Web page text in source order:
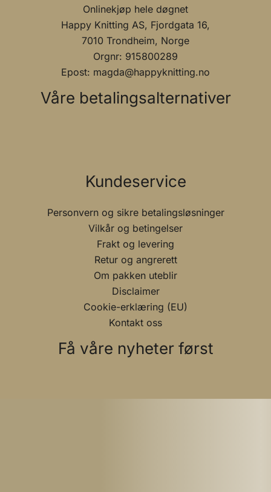
Onlinekjøp hele døgnet
Happy Knitting AS, Fjordgata 16,
7010 Trondheim, Norge
Orgnr: 915800289
Epost: magda@happyknitting.no
Våre betalingsalternativer
Kundeservice
Personvern og sikre betalingsløsninger
Vilkår og betingelser
Frakt og levering
Retur og angrerett
Om pakken uteblir
Disclaimer
Cookie-erklæring (EU)
Kontakt oss
Få våre nyheter først